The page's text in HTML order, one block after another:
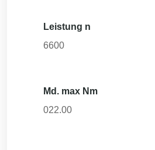
Leistung n
6600
Md. max Nm
022.00